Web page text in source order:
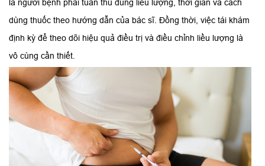
là người bệnh phải tuân thủ đúng liều lượng, thời gian và cách
dùng thuốc theo hướng dẫn của bác sĩ. Đồng thời, việc tái khám
định kỳ để theo dõi hiệu quả điều trị và điều chỉnh liều lượng là
vô cùng cần thiết.